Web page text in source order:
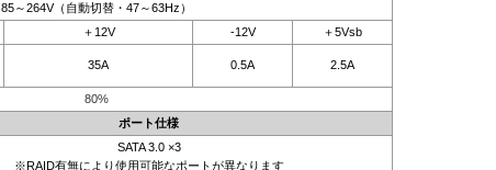
85～264V（自動切替・47～63Hz）
＋12V -12V
＋5Vsb
35A 0.5A 2.5A
80%
ポート仕様
SATA 3.0 ×3
※RAID有無により使用可能なポートが異なります